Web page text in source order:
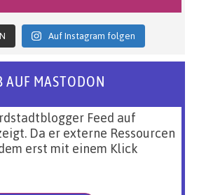
Auf Instagram folgen
AUF MASTODON
Feed auf
Da er externe Ressourcen
erst mit einem Klick